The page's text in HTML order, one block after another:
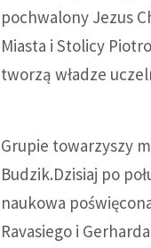
pochwalony Jezus
Miasta i Stolicy
tworzą władze
Grupie towarzyszy
Budzik.Dzisiaj po
naukowa
Ravasiego i